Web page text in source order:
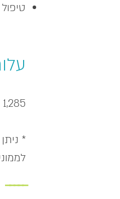
1,285 ₪ למשתתף יחיד, לא כולל מע"מ
*
_____